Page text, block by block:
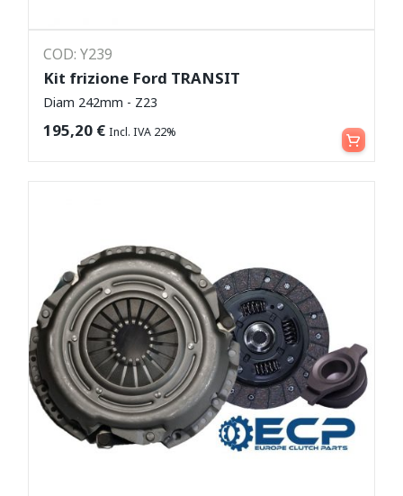
COD: Y239
Kit frizione Ford TRANSIT
Diam 242mm - Z23
195,20 € Incl. IVA 22% Aggiungi al carrello